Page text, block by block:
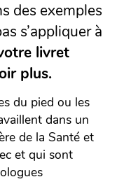
des exemples
s’appliquer à
livret
plus.
du pied ou les
dans un
de la Santé et
et qui sont